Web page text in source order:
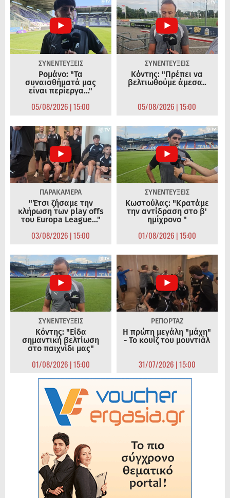
ΣΥΝΕΝΤΕΥΞΕΙΣ
Ρομάνο: "Τα
συναισθήματά μας
είναι περίεργα..."
05/08/2026 | 15:00
ΣΥΝΕΝΤΕΥΞΕΙΣ
Κόντης: "Πρέπει να
βελτιωθούμε άμεσα..
05/08/2026 | 15:00
ΠΑΡΑΚΑΜΕΡΑ
"Έτσι ζήσαμε την
κλήρωση των play offs
του Europa League..."
03/08/2026 | 15:00
ΣΥΝΕΝΤΕΥΞΕΙΣ
Κωστούλας: "Κρατάμε
την αντίδραση στο β'
ημίχρονο "
01/08/2026 | 15:00
ΣΥΝΕΝΤΕΥΞΕΙΣ
Κόντης: "Είδα
σημαντική βελτίωση
στο παιχνίδι μας"
01/08/2026 | 15:00
ΡΕΠΟΡΤΑΖ
Η πρώτη μεγάλη "μάχη"
- Το κουίζ του μουντιάλ
31/07/2026 | 15:00